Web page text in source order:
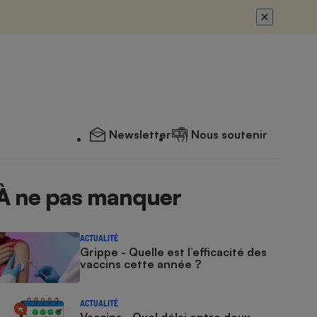
Newsletter Nous soutenir
ne pas manquer
ACTUALITÉ
Grippe - Quelle est l’efficacité des
vaccins cette année ?
ACTUALITÉ